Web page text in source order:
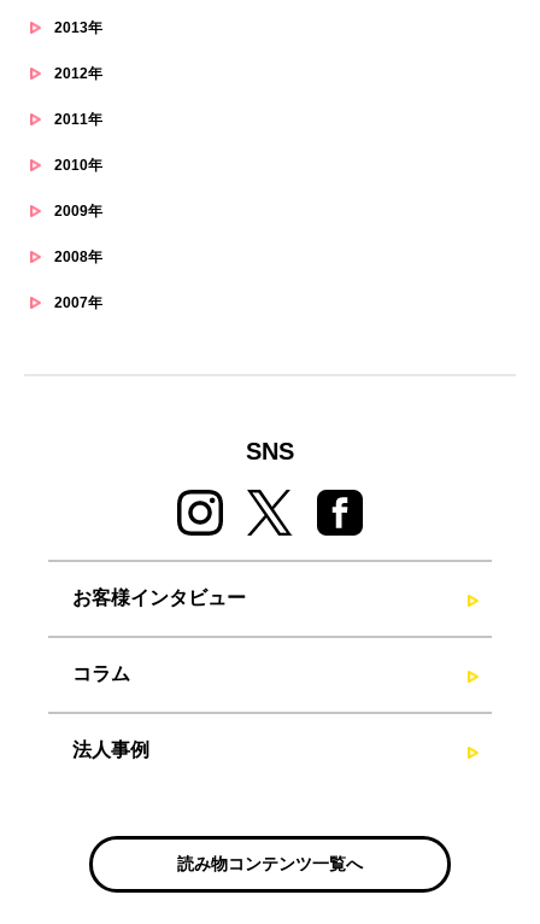
2013年
2012年
2011年
2010年
2009年
2008年
2007年
SNS
お客様インタビュー
コラム
法人事例
読み物コンテンツ一覧へ